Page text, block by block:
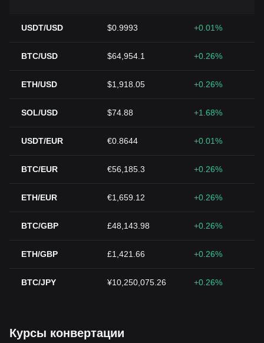
USDT/USD $0.9993 +0.01%
BTC/USD $64,954.1 +0.26%
ETH/USD $1,918.05 +0.26%
SOL/USD $74.88 +1.68%
USDT/EUR €0.8644 +0.01%
BTC/EUR €56,185.3 +0.26%
ETH/EUR €1,659.12 +0.26%
BTC/GBP £48,143.98 +0.26%
ETH/GBP £1,421.66 +0.26%
BTC/JPY ¥10,250,075.26 +0.26%
Курсы конвертации